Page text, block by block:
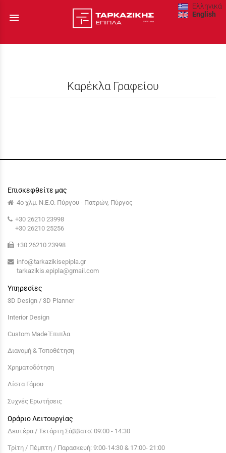
menu
Ελληνικά
English
Καρέκλα Γραφείου
Επισκεφθείτε μας
4ο χλμ. Ν.Ε.Ο. Πύργου - Πατρών, Πύργος
+30 26210 23998
+30 26210 25256
+30 26210 23998
info@tarkazikisepipla.gr
tarkazikis.epipla@gmail.com
Υπηρεσίες
3D Design / 3D Planner
Interior Design
Custom Made Έπιπλα
Διανομή & Τοποθέτηση
Χρηματοδότηση
Λίστα Γάμου
Συχνές Ερωτήσεις
Ωράριο Λειτουργίας
Δευτέρα / Τετάρτη Σάββατο: 09:00 - 14:30
Τρίτη / Πέμπτη / Παρασκευή: 9:00-14:30 & 17:00- 21:00